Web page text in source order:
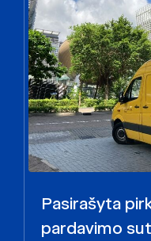
Pasirašyta
pardavimo